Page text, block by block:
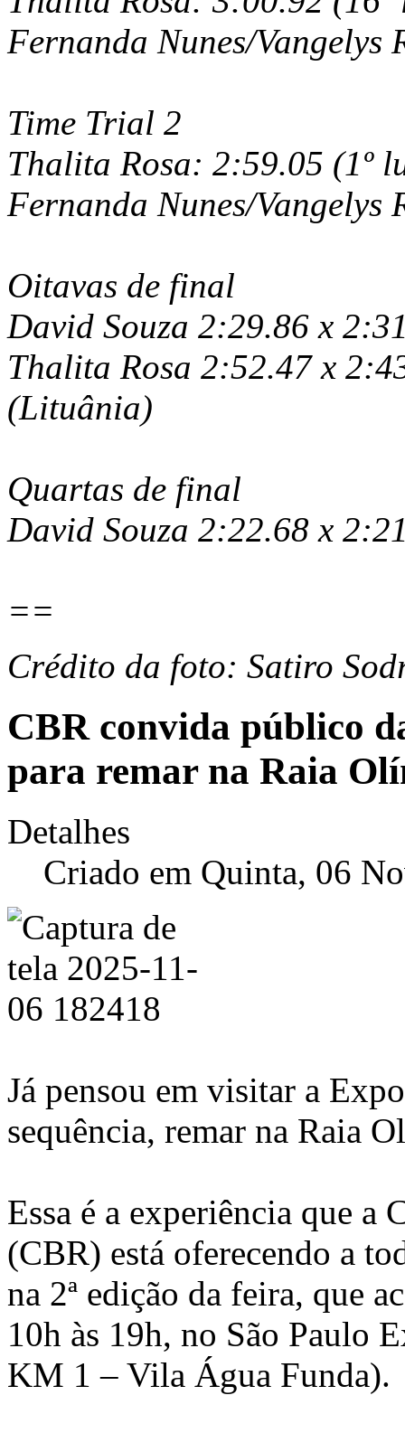
Fernanda Nunes/Vangelys
Time Trial 2
Thalita Rosa: 2:59.05 (1º
Fernanda Nunes/Vangelys
Oitavas de final
David Souza 2:29.86 x
Thalita Rosa 2:52.47 x
(Lituânia)
Quartas de final
David Souza 2:22.68 x
==
Crédito da foto: Satiro
CBR convida público
para remar na Raia
Detalhes
Criado em Quinta, 06
Já pensou em visitar a
sequência, remar na Raia
Essa é a experiência que a
(CBR) está oferecendo a
na 2ª edição da feira, que
10h às 19h, no São Paulo
KM 1 – Vila Água Funda).